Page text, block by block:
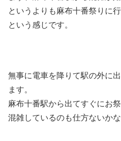
というよりも麻布十番祭りに
という感じです。
無事に電車を降りて駅の外に
ます。
麻布十番駅から出てすぐにお
混雑しているのも仕方ないか